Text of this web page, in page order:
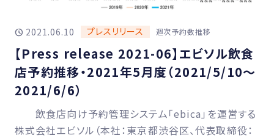
2021.06.10 プレスリリース 週次予約数推移
【Press release 2021-06】エビソル飲食
店予約推移・2021年5月度（2021/5/10〜
2021/6/6）
飲食店向け予約管理システム「ebica」を運営する
株式会社エビソル（本社：東京都渋谷区、代表取締役：